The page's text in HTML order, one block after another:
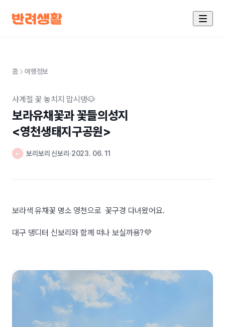
홈 여행정보
사계절 꽃 놓치지 맙시댕🐶
보라유채꽃과 꽃들의성지
<영천생태지구공원>
보리보리 신보리 2023. 06. 11
보라색 유채꽃 명소 영천으로 꽃구경 다녀왔어요.
대구 댕디터 신보리와 함께 떠나 보실까용?💜